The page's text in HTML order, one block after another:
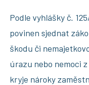
Podle vyhlášky č.
povinen sjednat
škodu či
úrazu nebo nemoci
kryje nároky